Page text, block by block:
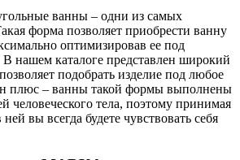
ванны – одни из самых
форма позволяет приобрести ванну
оптимизировав ее под
нашем каталоге представлен широкий
подобрать изделие под любое
плюс – ванны такой формы выполнены
человеческого тела, поэтому принимая
вы всегда будете чувствовать себя